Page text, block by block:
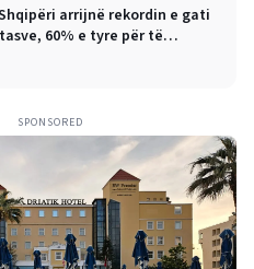
arrijnë rekordin e gati
60% e tyre për të
SPONSORED